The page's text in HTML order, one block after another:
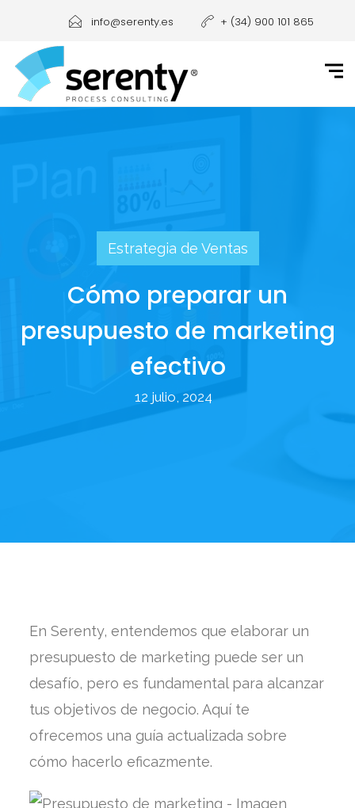
info@serenty.es + (34) 900 101 865
Estrategia de Ventas
Cómo preparar un
presupuesto de marketing
efectivo
12 julio, 2024
En Serenty, entendemos que elaborar un
presupuesto de marketing puede ser un
desafío, pero es fundamental para alcanzar
tus objetivos de negocio. Aquí te
ofrecemos una guía actualizada sobre
cómo hacerlo eficazmente.